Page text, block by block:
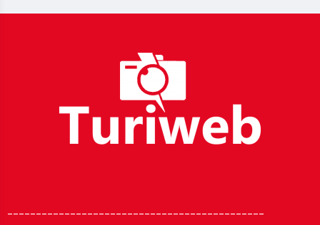
_____________________________________________